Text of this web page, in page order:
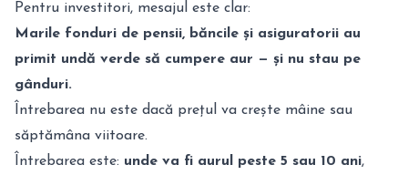
Pentru investitori, mesajul este clar:
Marile fonduri de pensii, băncile și asiguratorii au
primit undă verde să cumpere aur — și nu stau pe
gânduri.
Întrebarea nu este dacă prețul va crește mâine sau
săptămâna viitoare.
Întrebarea este: unde va fi aurul peste 5 sau 10 ani,